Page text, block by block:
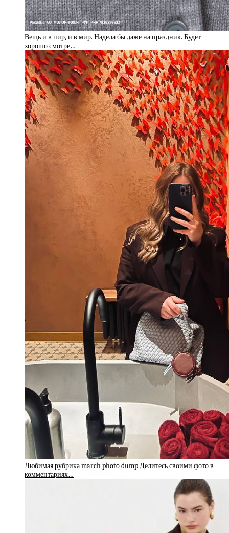
Вещь и в пир, и в мир. Надела бы даже на праздник. Будет
хорошо смотре…
Любимая рубрика march photo dump Делитесь своими фото в
комментариях…